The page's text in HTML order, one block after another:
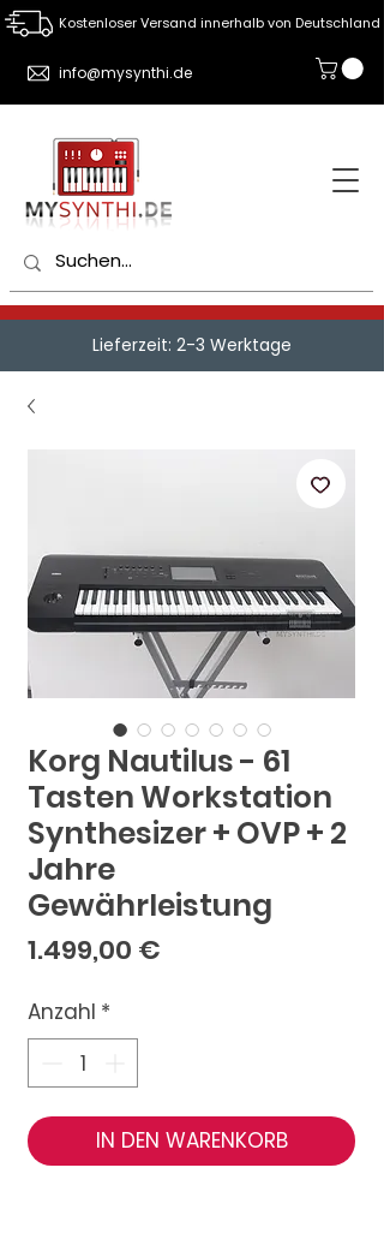
Kostenloser Versand innerhalb von Deutschland
info@mysynthi.de
Lieferzeit: 2-3 Werktage
Korg Nautilus - 61
Tasten Workstation
Synthesizer + OVP + 2
Jahre
Gewährleistung
1.499,00 €
Anzahl *
IN DEN WARENKORB